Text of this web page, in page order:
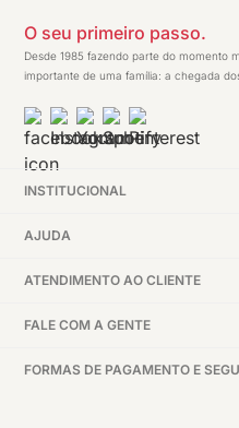
O seu primeiro passo.
Desde 1985 fazendo parte do momento
importante de uma família: a chegada
INSTITUCIONAL
AJUDA
ATENDIMENTO AO CLIENTE
FALE COM A GENTE
FORMAS DE PAGAMENTO E